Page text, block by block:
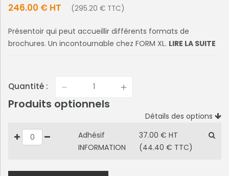
246.00 € HT (295.20 € TTC)
Présentoir qui peut accueillir différents formats de
brochures. Un incontournable chez FORM XL. LIRE LA SUITE
Quantité :
Produits optionnels
Détails des options
Adhésif
INFORMATION
37.00 € HT
(44.40 € TTC)